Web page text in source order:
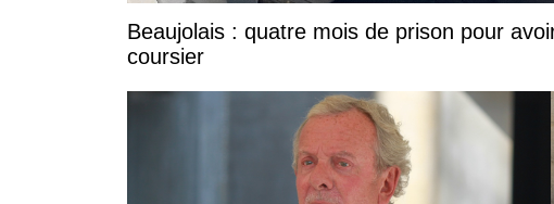
Beaujolais : quatre mois de prison pour
coursier